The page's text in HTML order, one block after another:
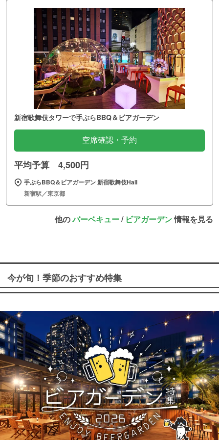
新宿歌舞伎タワーで手ぶらBBQ＆ビアガーデン
空席確認・予約
平均予算 4,500円
手ぶらBBQ＆ビアガーデン 新宿歌舞伎Hall
新宿駅／東京都
他のバーベキュー/ ビアガーデン情報を見る
今が旬！季節のおすすめ特集